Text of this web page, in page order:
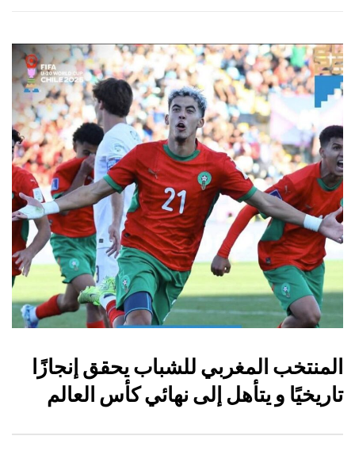
المنتخب المغربي للشباب يحقق إنجازًا
تاريخيًا و يتأهل إلى نهائي كأس العالم